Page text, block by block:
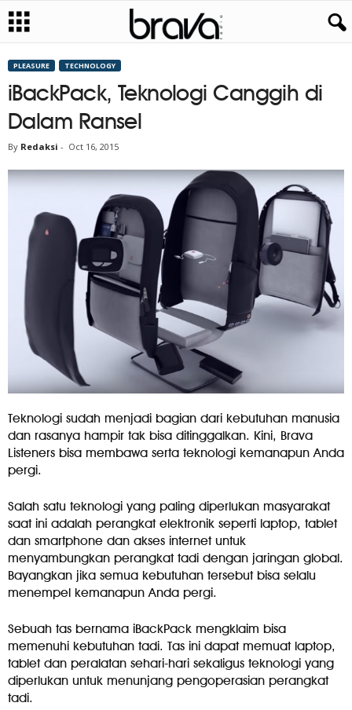
PLEASURE TECHNOLOGY
iBackPack, Teknologi Canggih di
Dalam Ransel
By Redaksi - Oct 16, 2015
Teknologi sudah menjadi bagian dari kebutuhan manusia
dan rasanya hampir tak bisa ditinggalkan. Kini, Brava
Listeners bisa membawa serta teknologi kemanapun Anda
pergi.
Salah satu teknologi yang paling diperlukan masyarakat
saat ini adalah perangkat elektronik seperti laptop, tablet
dan smartphone dan akses internet untuk
menyambungkan perangkat tadi dengan jaringan global.
Bayangkan jika semua kebutuhan tersebut bisa selalu
menempel kemanapun Anda pergi.
Sebuah tas bernama iBackPack mengklaim bisa
memenuhi kebutuhan tadi. Tas ini dapat memuat laptop,
tablet dan peralatan sehari-hari sekaligus teknologi yang
diperlukan untuk menunjang pengoperasian perangkat
tadi.